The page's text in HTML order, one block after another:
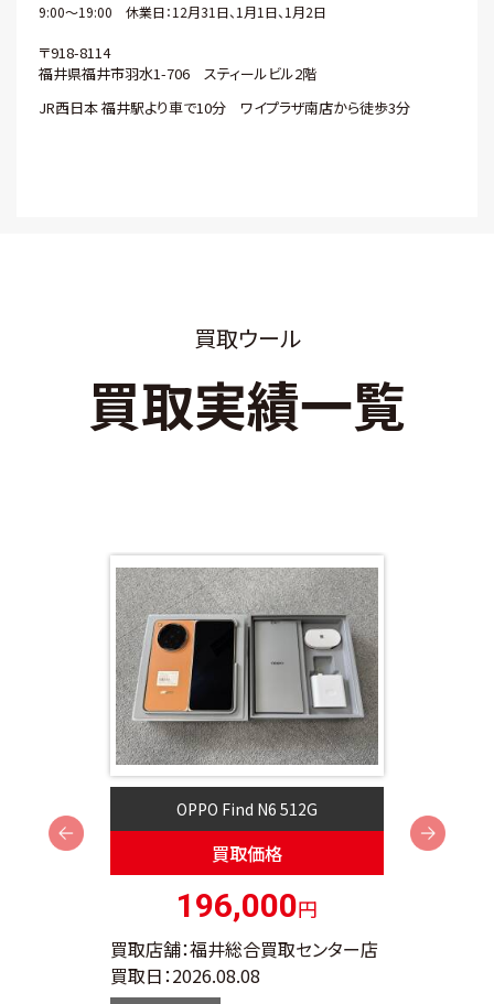
9:00～19:00 休業日：12月31日、1月1日、1月2日
〒918-8114
福井県福井市羽水1-706 スティールビル2階
JR西日本 福井駅より車で10分 ワイプラザ南店から徒歩3分
買取ウール
買取実績一覧
OPPO Find N6 512G
買取価格
196,000円
買取店舗：福井総合買取センター店
買取日：2026.08.08
Next